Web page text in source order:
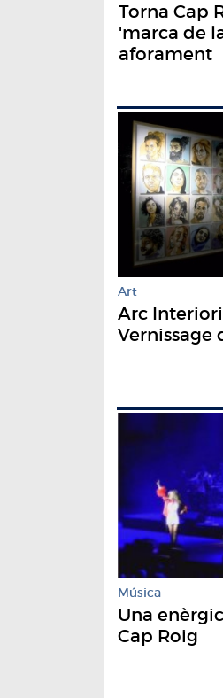
Torna Cap
'marca de
aforament
Art
Arc
Vernissage
Música
Una
Cap Roig